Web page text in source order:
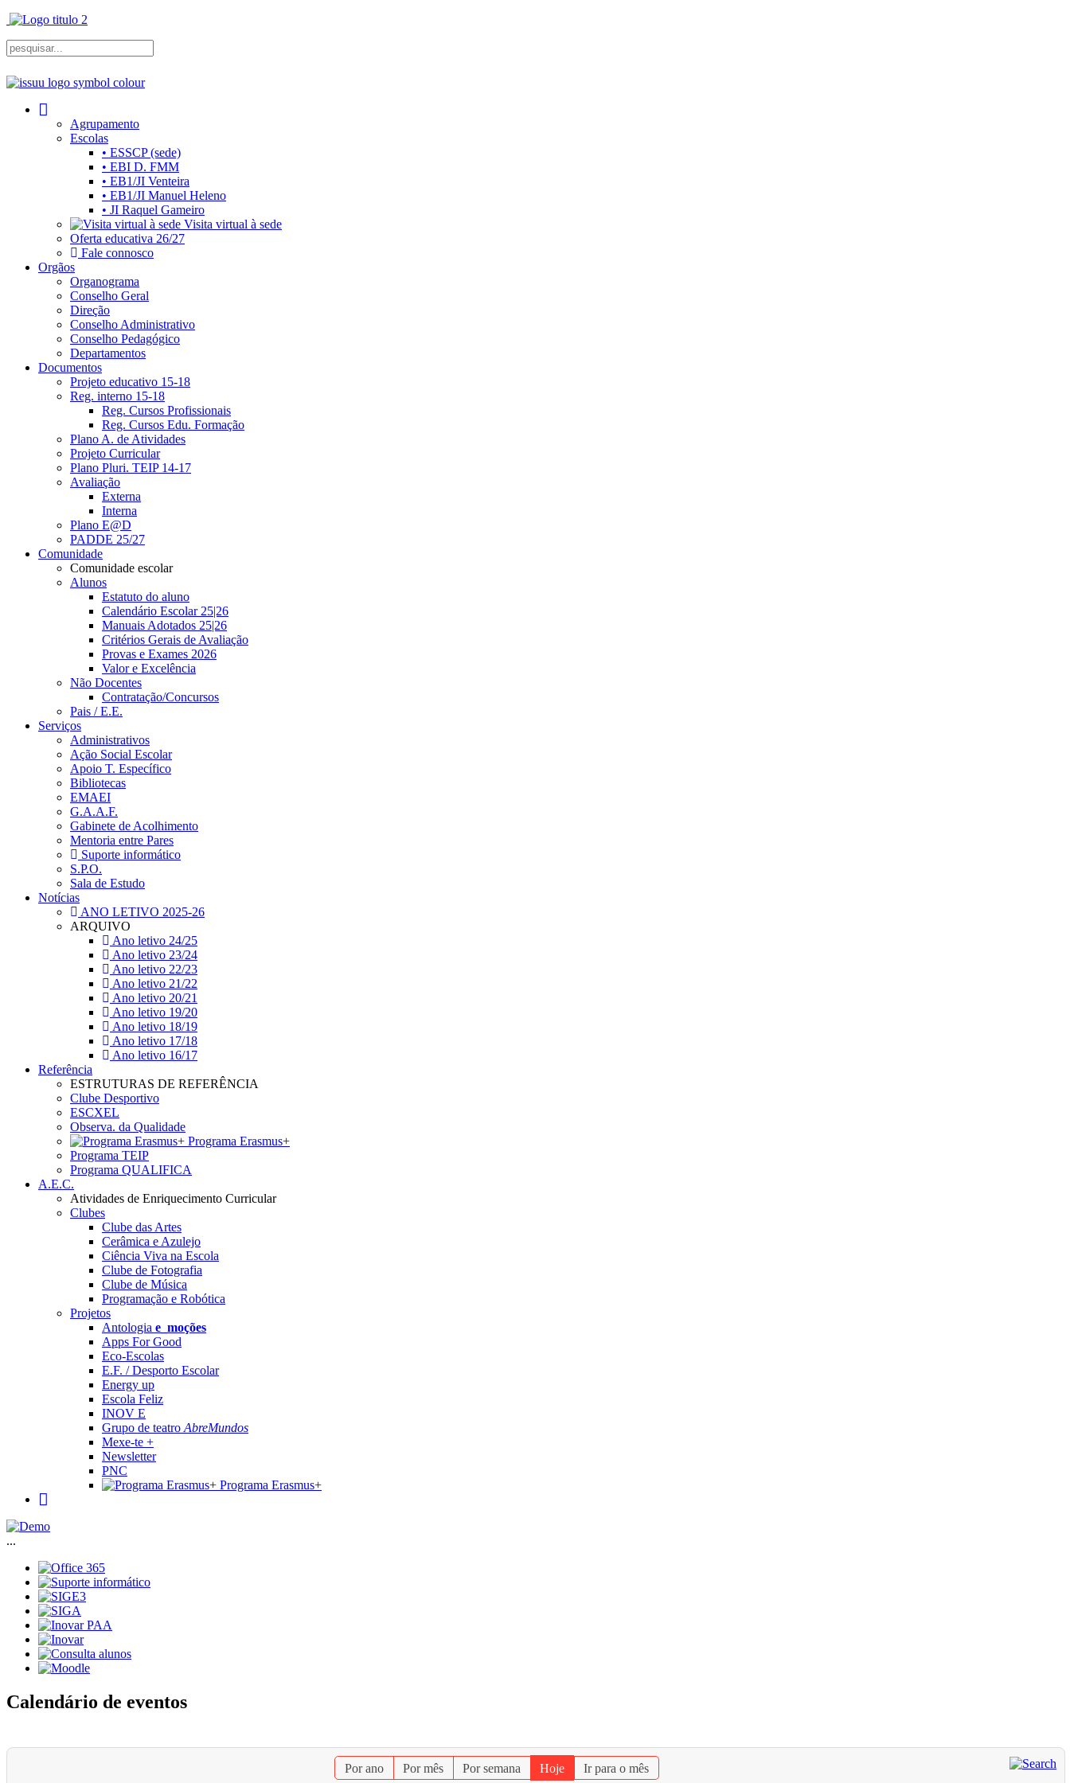
Agrupamento
Escolas
• ESSCP (sede)
• EBI D. FMM
• EB1/JI Venteira
• EB1/JI Manuel Heleno
• JI Raquel Gameiro
Visita virtual à sede
Oferta educativa 26/27
Fale connosco
Orgãos
Organograma
Conselho Geral
Direção
Conselho Administrativo
Conselho Pedagógico
Departamentos
Documentos
Projeto educativo 15-18
Reg. interno 15-18
Reg. Cursos Profissionais
Reg. Cursos Edu. Formação
Plano A. de Atividades
Projeto Curricular
Plano Pluri. TEIP 14-17
Avaliação
Externa
Interna
Plano E@D
PADDE 25/27
Comunidade
Comunidade escolar
Alunos
Estatuto do aluno
Calendário Escolar 25|26
Manuais Adotados 25|26
Critérios Gerais de Avaliação
Provas e Exames 2026
Valor e Excelência
Não Docentes
Contratação/Concursos
Pais / E.E.
Serviços
Administrativos
Ação Social Escolar
Apoio T. Específico
Bibliotecas
EMAEI
G.A.A.F.
Gabinete de Acolhimento
Mentoria entre Pares
Suporte informático
S.P.O.
Sala de Estudo
Notícias
ANO LETIVO 2025-26
ARQUIVO
Ano letivo 24/25
Ano letivo 23/24
Ano letivo 22/23
Ano letivo 21/22
Ano letivo 20/21
Ano letivo 19/20
Ano letivo 18/19
Ano letivo 17/18
Ano letivo 16/17
Referência
ESTRUTURAS DE REFERÊNCIA
Clube Desportivo
ESCXEL
Observa. da Qualidade
Programa Erasmus+
Programa TEIP
Programa QUALIFICA
A.E.C.
Atividades de Enriquecimento Curricular
Clubes
Clube das Artes
Cerâmica e Azulejo
Ciência Viva na Escola
Clube de Fotografia
Clube de Música
Programação e Robótica
Projetos
Antologia e_moções
Apps For Good
Eco-Escolas
E.F. / Desporto Escolar
Energy up
Escola Feliz
INOV E
Grupo de teatro AbreMundos
Mexe-te +
Newsletter
PNC
Programa Erasmus+
...
Calendário de eventos
Por ano Por mês Por semana Hoje Ir para o mês